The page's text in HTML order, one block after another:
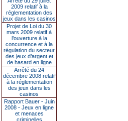
2009 relatif à la
réglementation des
jeux dans les casinos
Projet de Loi du 30
mars 2009 relatif à
l’ouverture à la
concurrence et à la
régulation du secteur
des jeux d’argent et
de hasard en ligne
Arrêté du 24
décembre 2008 relatif
à la réglementation
des jeux dans les
casinos
Rapport Bauer - Juin
2008 - Jeux en ligne
et menaces
criminelles